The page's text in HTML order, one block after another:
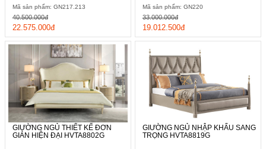
Mã sản phẩm: GN217.213
22.575.000đ
40.500.000đ
Mã sản phẩm: GN220
19.012.500đ
33.000.000đ
GIƯỜNG NGỦ THIẾT KẾ ĐƠN
GIẢN HIỆN ĐẠI HVTA8802G
GIƯỜNG NGỦ NHẬP KHẨU SANG
TRỌNG HVTA8819G